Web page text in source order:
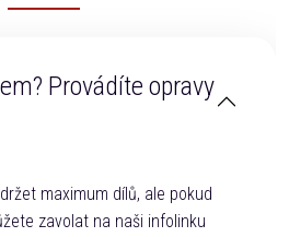
Provádíte opravy
maximum dílů, ale pokud
zavolat na naši infolinku